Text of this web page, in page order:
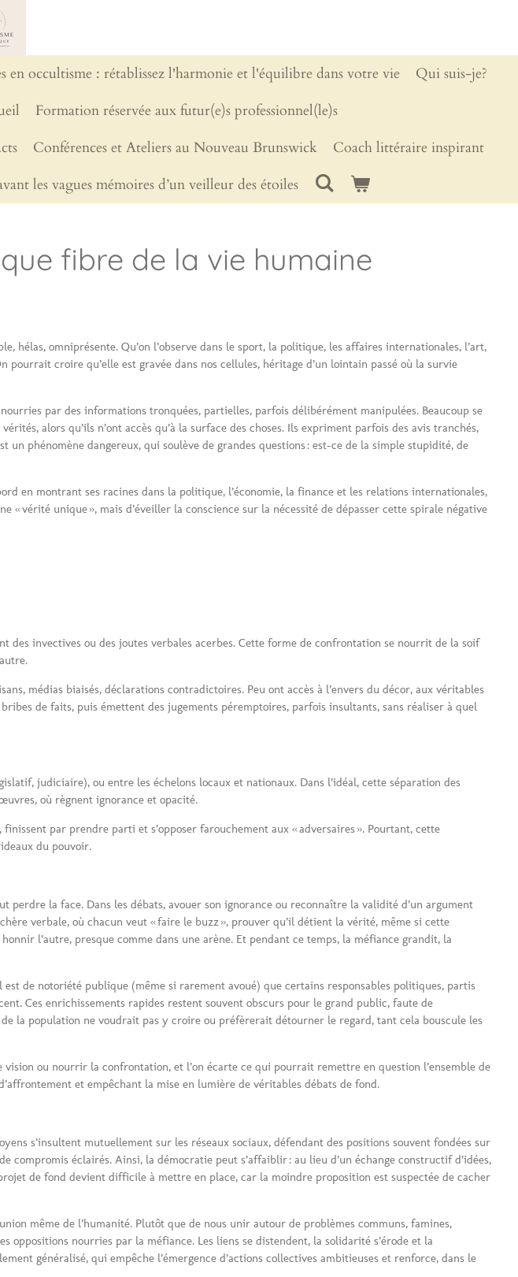
en occultisme : rétablissez l'harmonie et l'équilibre dans votre vie
Qui suis-je?
Formation réservée aux futur(e)s professionnel(le)s
Conférences et Ateliers au Nouveau Brunswick
Coach littéraire inspirant
les vagues mémoires d’un veilleur des étoiles
fibre de la vie humaine
hélas, omniprésente. Qu’on l’observe dans le sport, la politique, les affaires internationales, l’art,
croire qu’elle est gravée dans nos cellules, héritage d’un lointain passé où la survie
par des informations tronquées, partielles, parfois délibérément manipulées. Beaucoup se
alors qu’ils n’ont accès qu’à la surface des choses. Ils expriment parfois des avis tranchés,
phénomène dangereux, qui soulève de grandes questions : est-ce de la simple stupidité, de
en montrant ses racines dans la politique, l’économie, la finance et les relations internationales,
« vérité unique », mais d’éveiller la conscience sur la nécessité de dépasser cette spirale négative
des invectives ou des joutes verbales acerbes. Cette forme de confrontation se nourrit de la soif
médias biaisés, déclarations contradictoires. Peu ont accès à l’envers du décor, aux véritables
de faits, puis émettent des jugements péremptoires, parfois insultants, sans réaliser à quel
judiciaire), ou entre les échelons locaux et nationaux. Dans l’idéal, cette séparation des
où règnent ignorance et opacité.
par prendre parti et s’opposer farouchement aux « adversaires ». Pourtant, cette
du pouvoir.
perdre la face. Dans les débats, avouer son ignorance ou reconnaître la validité d’un argument
verbale, où chacun veut « faire le buzz », prouver qu’il détient la vérité, même si cette
l’autre, presque comme dans une arène. Et pendant ce temps, la méfiance grandit, la
de notoriété publique (même si rarement avoué) que certains responsables politiques, partis
Ces enrichissements rapides restent souvent obscurs pour le grand public, faute de
la population ne voudrait pas y croire ou préfèrerait détourner le regard, tant cela bouscule les
ou nourrir la confrontation, et l’on écarte ce qui pourrait remettre en question l’ensemble de
et empêchant la mise en lumière de véritables débats de fond.
s’insultent mutuellement sur les réseaux sociaux, défendant des positions souvent fondées sur
éclairés. Ainsi, la démocratie peut s’affaiblir : au lieu d’un échange constructif d’idées,
de fond devient difficile à mettre en place, car la moindre proposition est suspectée de cacher
même de l’humanité. Plutôt que de nous unir autour de problèmes communs, famines,
oppositions nourries par la méfiance. Les liens se distendent, la solidarité s’érode et la
généralisé, qui empêche l’émergence d’actions collectives ambitieuses et renforce, dans le